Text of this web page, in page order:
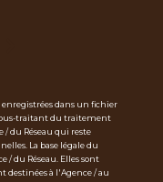
dans un fichier
traitant du traitement
/ du Réseau qui reste
La base légale du
du Réseau. Elles sont
destinées à l'Agence / au